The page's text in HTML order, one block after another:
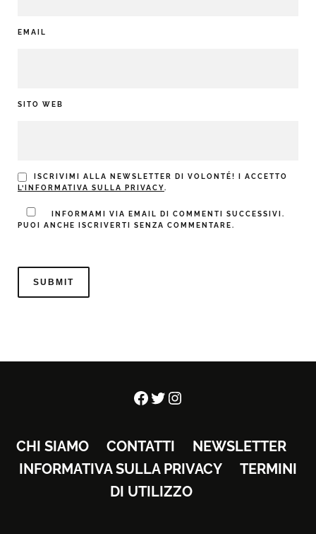
EMAIL
SITO WEB
ISCRIVIMI ALLA NEWSLETTER DI VOLONTÉ! I ACCETTO
L’INFORMATIVA SULLA PRIVACY.
INFORMAMI VIA EMAIL DI COMMENTI SUCCESSIVI.
PUOI ANCHE ISCRIVERTI SENZA COMMENTARE.
Facebook
Twitter
Instagram
CHI SIAMO CONTATTI
NEWSLETTER
INFORMATIVA SULLA PRIVACY
TERMINI
DI UTILIZZO